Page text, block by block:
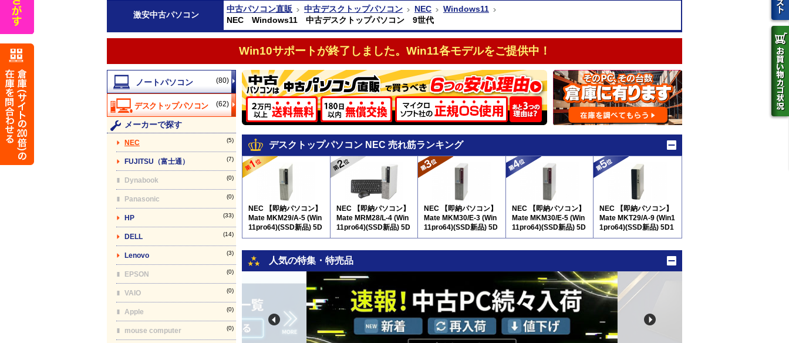
激安中古パソコン
中古パソコン直販 中古デスクトップパソコン NEC
Windows11
NEC Windows11 中古デスクトップパソコン 9世代
Win10サポートが終了しました。Win11各モデルをご提供中！
(80)
(62)
メーカーで探す
NEC (5)
FUJITSU（富士通） (7)
Dynabook (0)
Panasonic (0)
HP (33)
DELL (14)
Lenovo (3)
EPSON (0)
VAIO (0)
Apple (0)
mouse computer (0)
デスクトップパソコン NEC 売れ筋ランキング
NEC 【即納パソコン】
Mate MKM29/A-5 (Win
11pro64)(SSD新品) 5D
9
NEC 【即納パソコン】
Mate MRM28/L-4 (Win
11pro64)(SSD新品) 5D
8
NEC 【即納パソコン】
Mate MKM30/E-3 (Win
11pro64)(SSD新品) 5D
8
NEC 【即納パソコン】
Mate MKM30/E-5 (Win
11pro64)(SSD新品) 5D
9
NEC 【即納パソコン】
Mate MKT29/A-9 (Win1
1pro64)(SSD新品) 5D1
0
人気の特集・特売品